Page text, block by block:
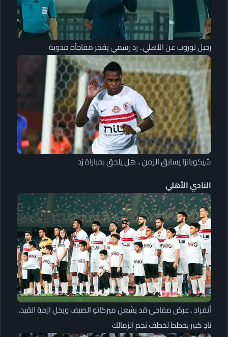
رحيل توروب عن الأهلي.. رد رسمي يفجر مفاجأة مدوية
شيكوبانزا يسابق الزمن .. هل يلحق بمباراة زد
النادي الأهلي
أنفراد ..عرض مفاجئ قد يشعل ميركاتو الصيف ويحل ازمة القيد..
نادٍ كبير يخطط لخطف نجم الزمالك